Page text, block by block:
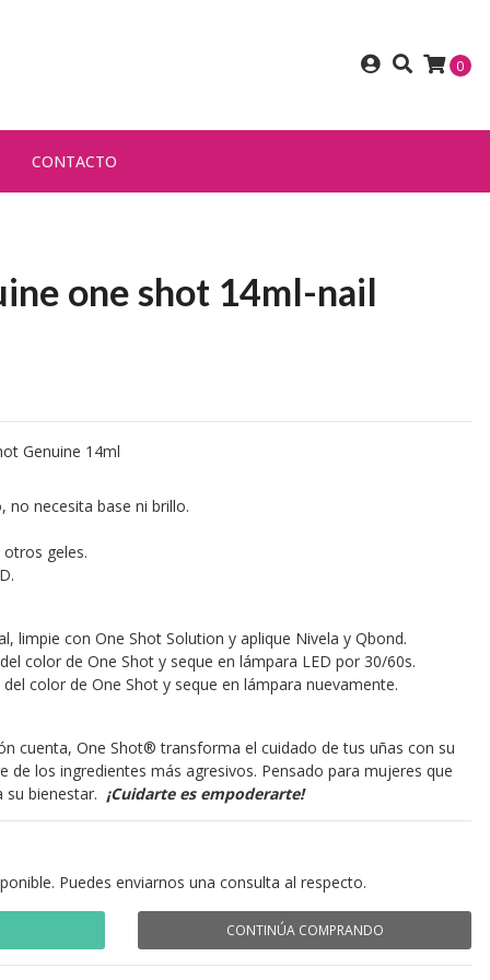
0
CONTACTO
one shot 14ml-nail
Genuine 14ml
no necesita base ni brillo.
geles.
limpie con One Shot Solution y aplique Nivela y Qbond.
color de One Shot y seque en lámpara LED por 30/60s.
color de One Shot y seque en lámpara nuevamente.
cuenta, One Shot® transforma el cuidado de tus uñas con su
de los ingredientes más agresivos. Pensado para mujeres que
su bienestar. ¡Cuidarte es empoderarte!
Puedes enviarnos una consulta al respecto.
CONTINÚA COMPRANDO